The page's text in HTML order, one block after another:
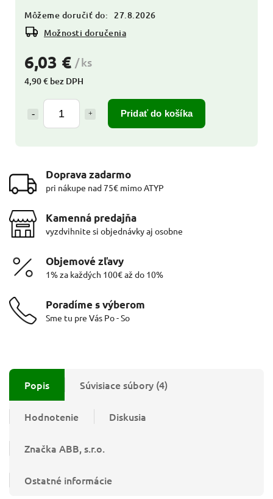
6,03 € / ks
4,90 € bez DPH
Pridať do košíka
Môžeme doručiť do:
27.8.2026
Možnosti doručenia
Doprava zadarmo
pri nákupe nad 75€ mimo ATYP
Kamenná predajňa
vyzdvihnite si objednávky aj osobne
Objemové zľavy
1% za každých 100€ až do 10%
Poradíme s výberom
Sme tu pre Vás Po - So
Popis Súvisiace súbory (4)
Hodnotenie Diskusia
Značka ABB, s.r.o.
Ostatné informácie